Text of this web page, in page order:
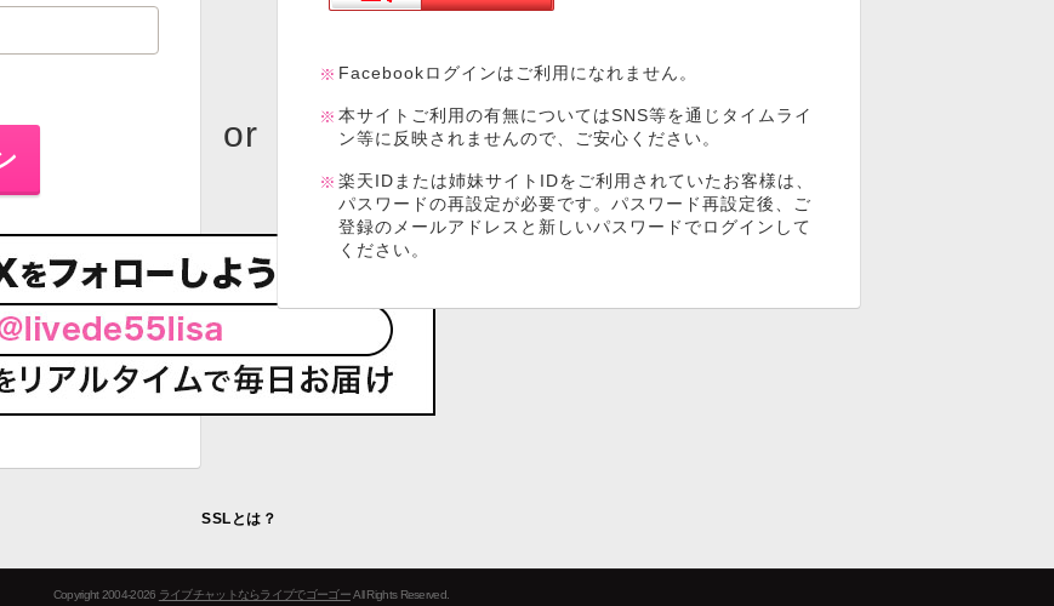
Facebookログインはご利用になれません。
本サイトご利用の有無についてはSNS等を通じタイムライ
ン等に反映されませんので、ご安心ください。
楽天IDまたは姉妹サイトIDをご利用されていたお客様は、
パスワードの再設定が必要です。パスワード再設定後、ご
登録のメールアドレスと新しいパスワードでログインして
ください。
SSLとは？
Copyright 2004-2026 ライブチャットならライブでゴーゴーAll Rights Reserved.